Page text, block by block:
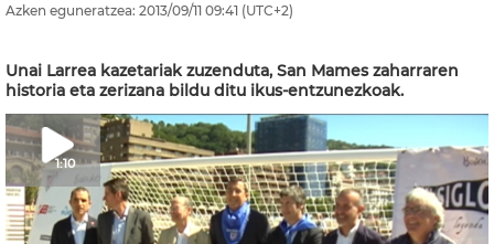
Azken eguneratzea: 2013/09/11 09:41 (UTC+2)
Unai Larrea kazetariak zuzenduta, San Mames zaharraren
historia eta zerizana bildu ditu ikus-entzunezkoak.
1:10